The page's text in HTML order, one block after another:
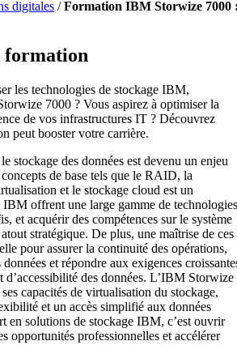
digitales /Formation IBM Storwize 7000
formation
les technologies de stockage IBM,
7000 ? Vous aspirez à optimiser la
de vos infrastructures IT ? Découvrez
peut booster votre carrière.
stockage des données est devenu un enjeu
de base tels que le RAID, la
et le stockage cloud est un
offrent une large gamme de technologies
et acquérir des compétences sur le système
stratégique. De plus, une maîtrise de ces
pour assurer la continuité des opérations,
et répondre aux exigences
d’accessibilité des données. L’IBM Storwize
capacités de virtualisation du stockage,
et un accès simplifié aux données
en solutions de stockage IBM, c’est ouvrir
opportunités professionnelles et accélérer